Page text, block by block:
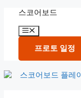
content
스코어보드
Menu
프로토 일정